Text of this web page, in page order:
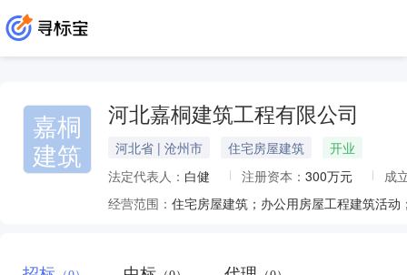
嘉桐
建筑
河北嘉桐建筑工程有限公司
河北省 | 沧州市 住宅房屋建筑
开业
法定代表人： 白健 注册资本： 300万元
成
经营范围：